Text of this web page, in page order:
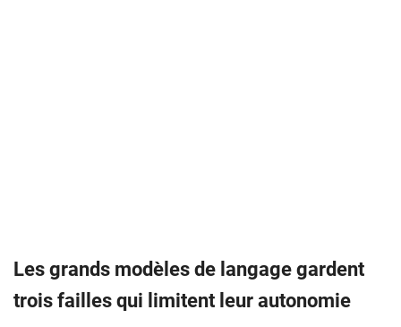
Les grands modèles de langage gardent
trois failles qui limitent leur autonomie